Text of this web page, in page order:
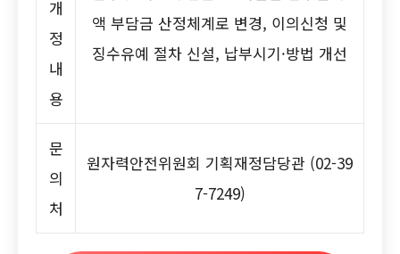
개
정
내
용
액 부담금 산정체계로 변경, 이의신청 및
징수유예 절차 신설, 납부시기·방법 개선
문
의
처
원자력안전위원회 기획재정담당관 (02-39
7-7249)